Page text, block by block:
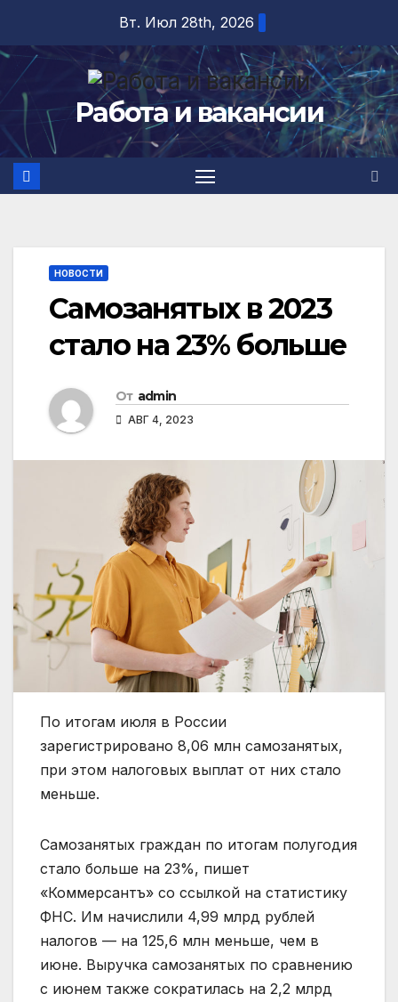
содержимому
Вт. Июл 28th, 2026
Работа и вакансии
НОВОСТИ
Самозанятых в 2023
стало на 23% больше
От admin
АВГ 4, 2023
По итогам июля в России
зарегистрировано 8,06 млн самозанятых,
при этом налоговых выплат от них стало
меньше.
Самозанятых граждан по итогам полугодия
стало больше на 23%, пишет
«Коммерсантъ» со ссылкой на статистику
ФНС. Им начислили 4,99 млрд рублей
налогов — на ​​125,6 млн меньше, чем в
июне. Выручка самозанятых по сравнению
с июнем также сократилась на 2,2 млрд